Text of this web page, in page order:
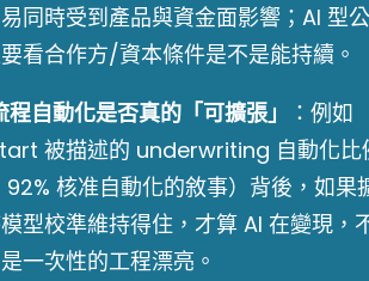
同時受到產品與資金面影響；AI 型公
看合作方/資本條件是不是能持續。
程自動化是否真的「可擴張」
：例如
被描述的 underwriting 自動化比
92% 核准自動化的敘事）背後，如果
型校準維持得住，才算 AI 在變現，
一次性的工程漂亮。